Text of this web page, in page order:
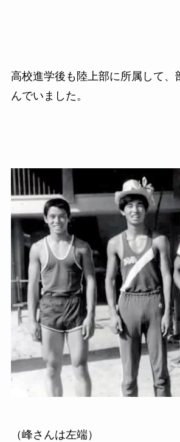
高校進学後も陸上部に所属して、
んでいました。
（峰さんは左端）